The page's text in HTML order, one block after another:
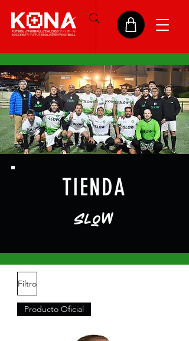
TIENDA
SLoW
Filtro
Producto Oficial